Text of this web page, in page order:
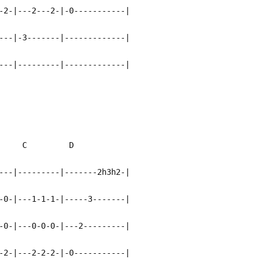
2-|---2---2-|-0-----------|
|-3-------|-------------|
|---------|-------------|
C D
|---------|-------2h3h2-|
0-|---1-1-1-|-----3-------|
0-|---0-0-0-|---2---------|
2-|---2-2-2-|-0-----------|